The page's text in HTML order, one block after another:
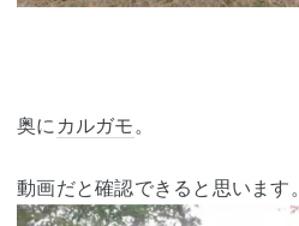
奥に カルガモ 。
動画だと確認できると思います。